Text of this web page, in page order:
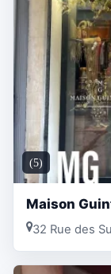
(5)
Maison
32 Rue des